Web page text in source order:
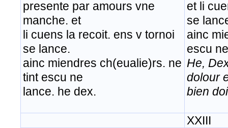
presente par amours vne
manche. et
li cuens la recoit. ens v tornoi
se lance.
ainc miendres ch(eualie)rs. ne
tint escu ne
lance. he dex.
et li
se
ainc
escu
He,
dolour
bien
XXIII